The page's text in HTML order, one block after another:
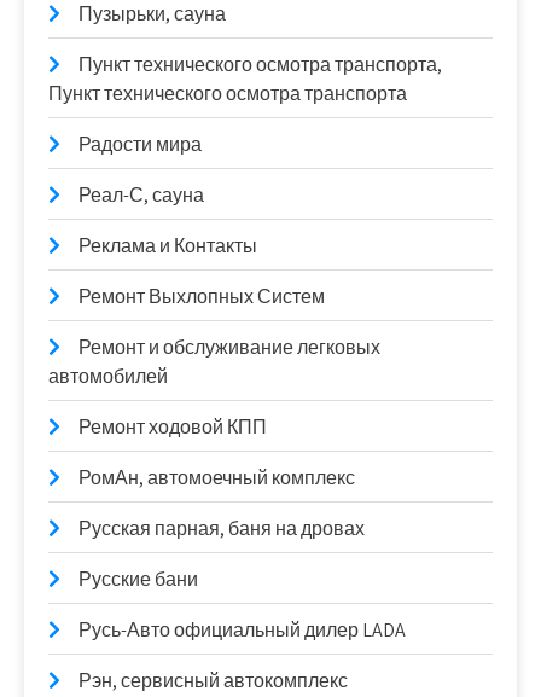
Пузырьки, сауна
Пункт технического осмотра транспорта,
Пункт технического осмотра транспорта
Радости мира
Реал-С, сауна
Реклама и Контакты
Ремонт Выхлопных Систем
Ремонт и обслуживание легковых
автомобилей
Ремонт ходовой КПП
РомАн, автомоечный комплекс
Русская парная, баня на дровах
Русские бани
Русь-Авто официальный дилер LADA
Рэн, сервисный автокомплекс